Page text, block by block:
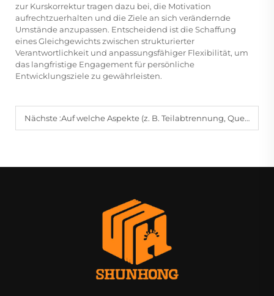
zur Kurskorrektur tragen dazu bei, die Motivation
aufrechtzuerhalten und die Ziele an sich verändernde
Umstände anzupassen. Entscheidend ist die Schaffung
eines Gleichgewichts zwischen strukturierter
Verantwortlichkeit und anpassungsfähiger Flexibilität, um
das langfristige Engagement für persönliche
Entwicklungsziele zu gewährleisten.
Nächste :Auf welche Aspekte (z. B. Teilabtrennung, Quetschrisiko) konzentriert sich die Sicherheitsprüfung für Kinder-Pull-and-Push-Bücher?